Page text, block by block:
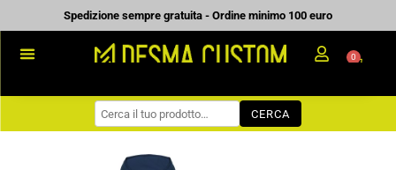
al
contenuto
Spedizione sempre gratuita - Ordine minimo 100 euro
WORKWEAR
COME ORDINARE
0
CERCA